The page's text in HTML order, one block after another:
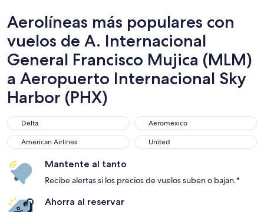
Aerolíneas más populares con
vuelos de A. Internacional
General Francisco Mujica (MLM)
a Aeropuerto Internacional Sky
Harbor (PHX)
Delta
Delta Aeromexico
Aeromexico
American Airlines
American Airlines United
United
Mantente al tanto
Recibe alertas si los precios de vuelos suben o bajan.*
Ahorra al reservar